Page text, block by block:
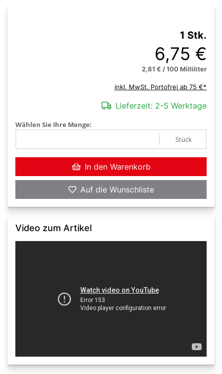
1 Stk.
6,75 €
2,81 € / 100 Milliliter
inkl. MwSt. Portofrei ab 75 €*
Lieferzeit: 2-5 Werktage
Wählen Sie Ihre Menge:
Stück
In den Warenkorb
Auf die Wunschliste
Video zum Artikel